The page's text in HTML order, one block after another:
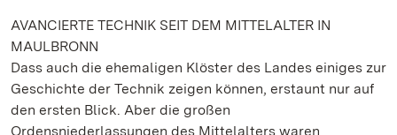
AVANCIERTE TECHNIK SEIT DEM MITTELALTER IN
MAULBRONN
Dass auch die ehemaligen Klöster des Landes einiges zur
Geschichte der Technik zeigen können, erstaunt nur auf
den ersten Blick. Aber die großen
Ordensniederlassungen des Mittelalters waren